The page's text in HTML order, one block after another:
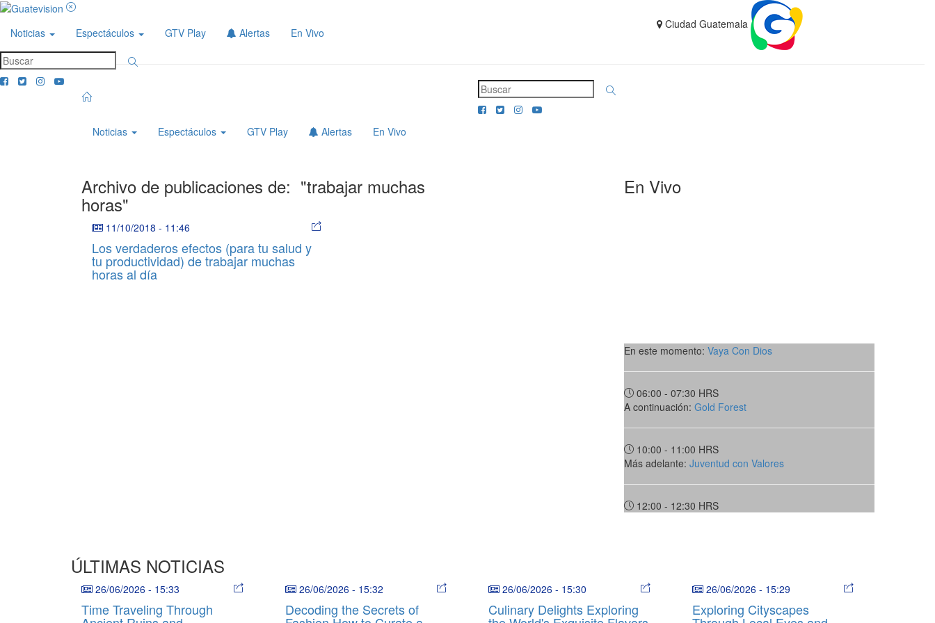
Noticias Espectáculos GTV Play Alertas En Vivo
Ciudad Guatemala
Noticias Espectáculos GTV Play Alertas En Vivo
Archivo de publicaciones de: "trabajar muchas
horas"
11/10/2018 - 11:46
Los verdaderos efectos (para tu salud y
tu productividad) de trabajar muchas
horas al día
En Vivo
En este momento: Vaya Con Dios
06:00 - 07:30 HRS
A continuación: Gold Forest
10:00 - 11:00 HRS
Más adelante: Juventud con Valores
12:00 - 12:30 HRS
ÚLTIMAS NOTICIAS
26/06/2026 - 15:33
Time Traveling Through
26/06/2026 - 15:32
Decoding the Secrets of
26/06/2026 - 15:30
Culinary Delights Exploring
26/06/2026 - 15:29
Exploring Cityscapes